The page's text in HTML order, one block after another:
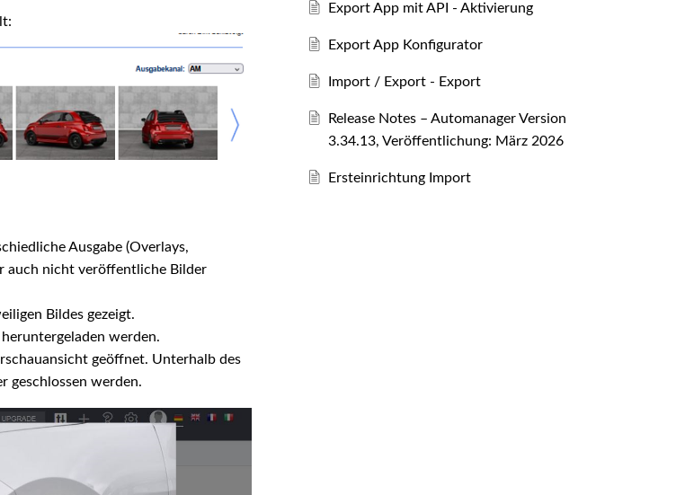
Ausgabe (Overlays,
auch nicht veröffentliche Bilder
Bildes gezeigt.
werden.
geöffnet. Unterhalb des
geschlossen werden.
Export App mit API - Aktivierung
Export App Konfigurator
Import / Export - Export
Release Notes – Automanager Version
3.34.13, Veröffentlichung: März 2026
Ersteinrichtung Import